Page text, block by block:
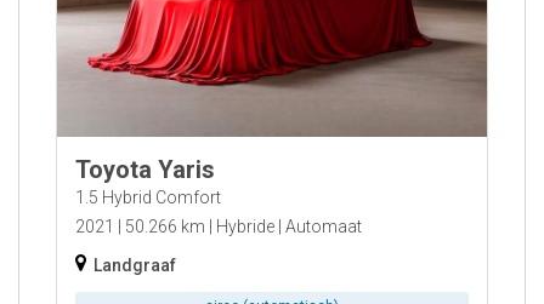
Toyota Yaris
1.5 Hybrid Comfort
2021
50.266 km Hybride Automaat
Landgraaf